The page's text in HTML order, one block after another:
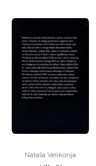
Nataša Velikonja